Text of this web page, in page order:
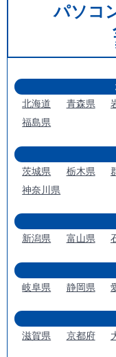
パソコ
北海道
青森県
福島県
茨城県
栃木県
神奈川県
新潟県
富山県
岐阜県
静岡県
滋賀県
京都府